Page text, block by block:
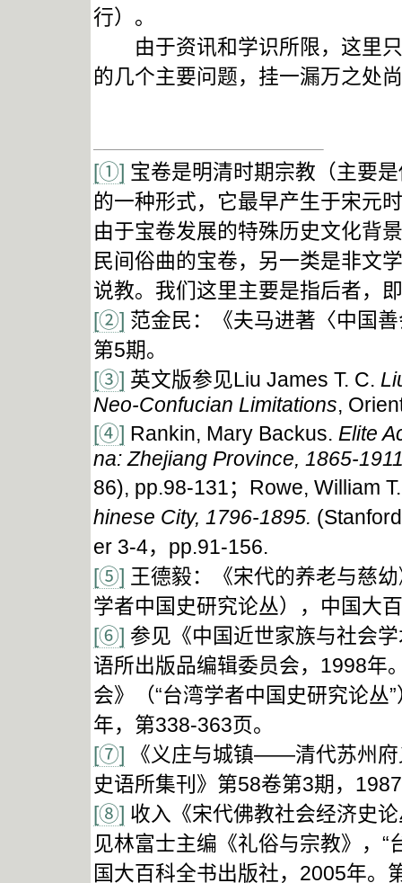
行）。
由于资讯和学识所限，这里只
的几个主要问题，挂一漏万之处
[①] 宝卷是明清时期宗教（主要
的一种形式，它最早产生于宋元
由于宝卷发展的特殊历史文化背
民间俗曲的宝卷，另一类是非文
说教。我们这里主要是指后者，
[②] 范金民：《夫马进著〈中国
第5期。
[③] 英文版参见Liu James T. C.
Neo-Confucian Limitations,
[④] Rankin, Mary Backus. Elite
na: Zhejiang Province, 1865-
86), pp.98-131；Rowe, William
hinese City, 1796-1895.
er 3-4，pp.91-156.
[⑤] 王德毅：《宋代的养老与慈
学者中国史研究论丛），中国大
[⑥] 参见《中国近世家族与社会
语所出版品编辑委员会，1998年
会》（“台湾学者中国史研究论
年，第338-363页。
[⑦] 《义庄与城镇——清代苏州府
史语所集刊》第58卷第3期，
[⑧] 收入《宋代佛教社会经济史
见林富士主编《礼俗与宗教》，
国大百科全书出版社，2005年。